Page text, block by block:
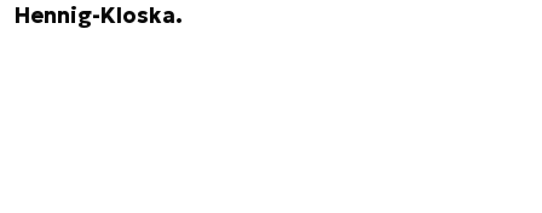
Hennig-Kloska.